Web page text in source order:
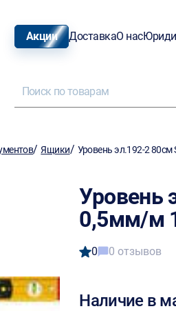
Акции ДоставкаО нас
/Ящики/ Уровень эл.192-2
Уровень
0,5мм/м
0 0 отзывов
Наличие в